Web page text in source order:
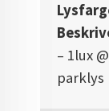
– 1lux
parklys